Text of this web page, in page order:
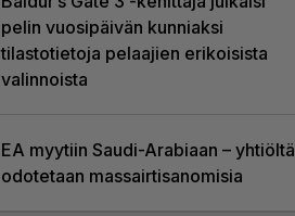
pelin vuosipäivän kunniaksi
tilastotietoja pelaajien erikoisista
valinnoista
EA myytiin Saudi-Arabiaan – yhtiöltä
odotetaan massairtisanomisia